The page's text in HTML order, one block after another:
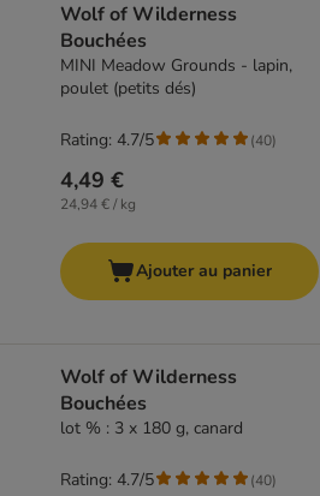
Wolf of Wilderness
Bouchées
MINI Meadow Grounds - lapin,
poulet (petits dés)
4,49 €
24,94 € / kg
Rating: 4.7/5 (40)
Ajouter au panier
Wolf of Wilderness
Bouchées
lot % : 3 x 180 g, canard
Rating: 4.7/5 (40)